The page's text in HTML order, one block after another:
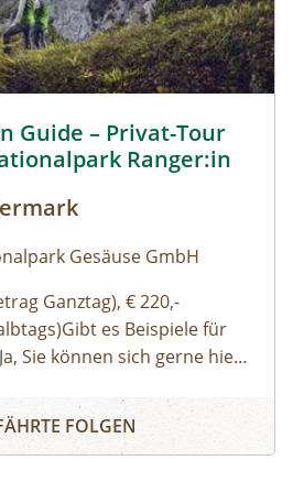
Guide – Privat-Tour
Ranger:in
Gesäuse GmbH
Ganztag), € 220,-
es Beispiele für
Sie können sich gerne hier
unsere Standard-Touren
sich aber auch gerne
– Privat-Tour mit einem/r
FOLGEN